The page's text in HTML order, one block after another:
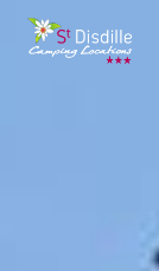
Cookies beheer